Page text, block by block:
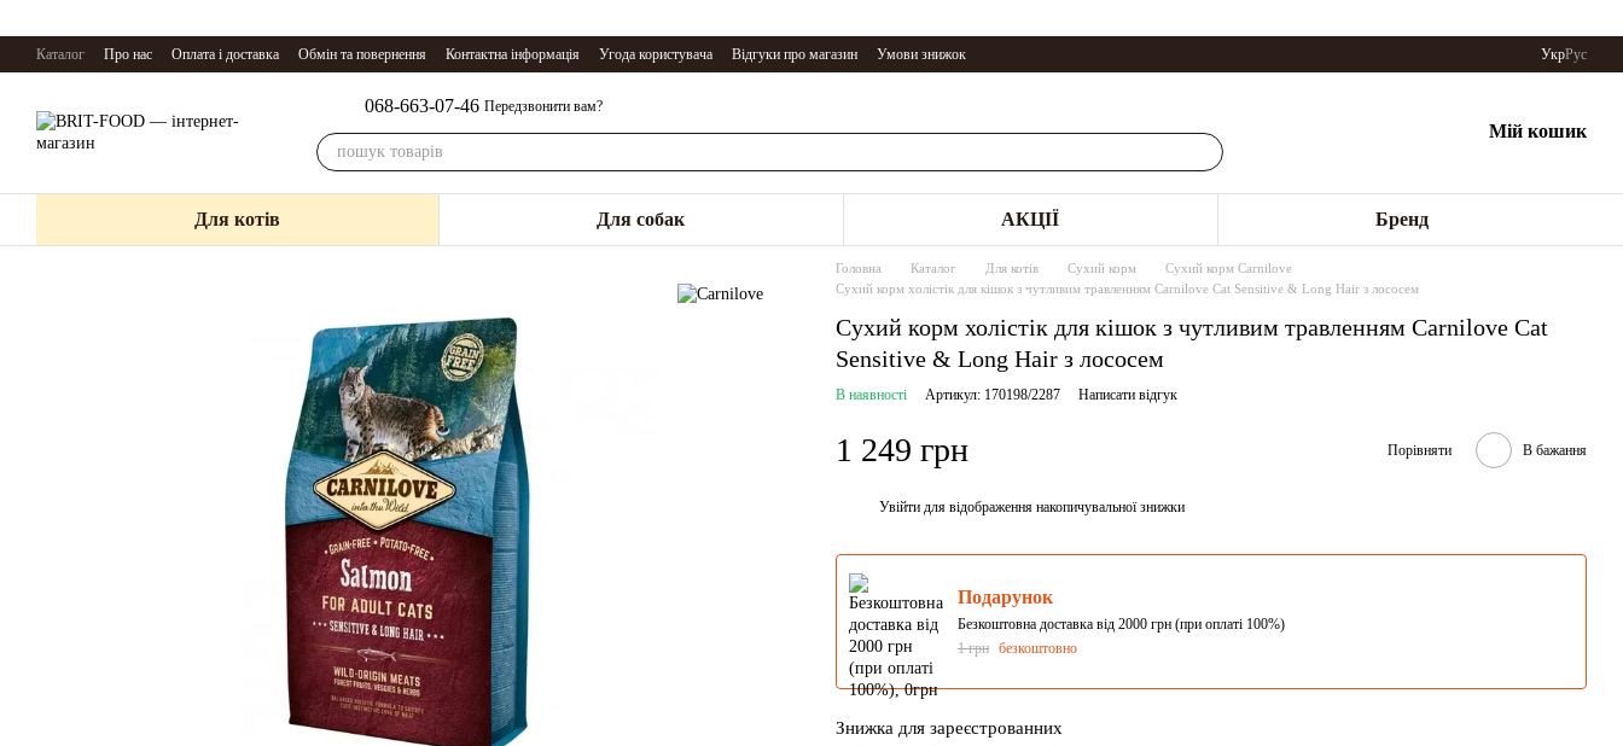
Каталог Про нас Оплата і доставка Обмін та повернення Контактна інформація Угода користувача Відгуки про магазин Умови знижок УкрРус
068-663-07-46 Передзвонити вам?
Мій кошик
Для котів Для собак АКЦІЇ Бренд
Головна Каталог Для котів Сухий корм
Сухий корм Carnilove
Сухий корм холістік для кішок з чутливим травленням Carnilove Cat Sensitive & Long Hair з лососем
Сухий корм холістік для кішок з чутливим травленням Carnilove Cat
Sensitive & Long Hair з лососем
В наявності Артикул: 170198/2287 Написати відгук
1 249 грн Порівняти В бажання
Увійти для відображення накопичувальної знижки
Подарунок
Безкоштовна доставка від 2000 грн (при оплаті 100%)
1 грн безкоштовно
Знижка для зареєстрованних